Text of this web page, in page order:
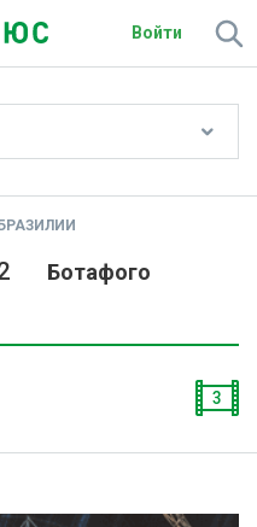
Войти
Ботафого
3